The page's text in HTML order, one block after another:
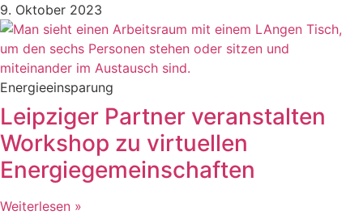
9. Oktober 2023
Energieeinsparung
Leipziger Partner veranstalten
Workshop zu virtuellen
Energiegemeinschaften
Weiterlesen »